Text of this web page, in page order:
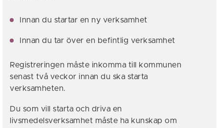
Innan du startar en ny verksamhet
Innan du tar över en befintlig verksamhet
Registreringen måste inkomma till kommunen
senast två veckor innan du ska starta
verksamheten.
Du som vill starta och driva en
livsmedelsverksamhet måste ha kunskap om